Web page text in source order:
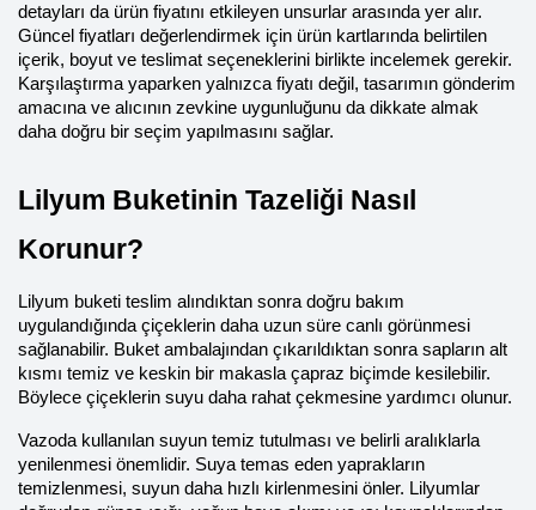
detayları da ürün fiyatını etkileyen unsurlar arasında yer alır.
Güncel fiyatları değerlendirmek için ürün kartlarında belirtilen
içerik, boyut ve teslimat seçeneklerini birlikte incelemek gerekir.
Karşılaştırma yaparken yalnızca fiyatı değil, tasarımın gönderim
amacına ve alıcının zevkine uygunluğunu da dikkate almak
daha doğru bir seçim yapılmasını sağlar.
Lilyum Buketinin Tazeliği Nasıl
Korunur?
Lilyum buketi teslim alındıktan sonra doğru bakım
uygulandığında çiçeklerin daha uzun süre canlı görünmesi
sağlanabilir. Buket ambalajından çıkarıldıktan sonra sapların alt
kısmı temiz ve keskin bir makasla çapraz biçimde kesilebilir.
Böylece çiçeklerin suyu daha rahat çekmesine yardımcı olunur.
Vazoda kullanılan suyun temiz tutulması ve belirli aralıklarla
yenilenmesi önemlidir. Suya temas eden yaprakların
temizlenmesi, suyun daha hızlı kirlenmesini önler. Lilyumlar